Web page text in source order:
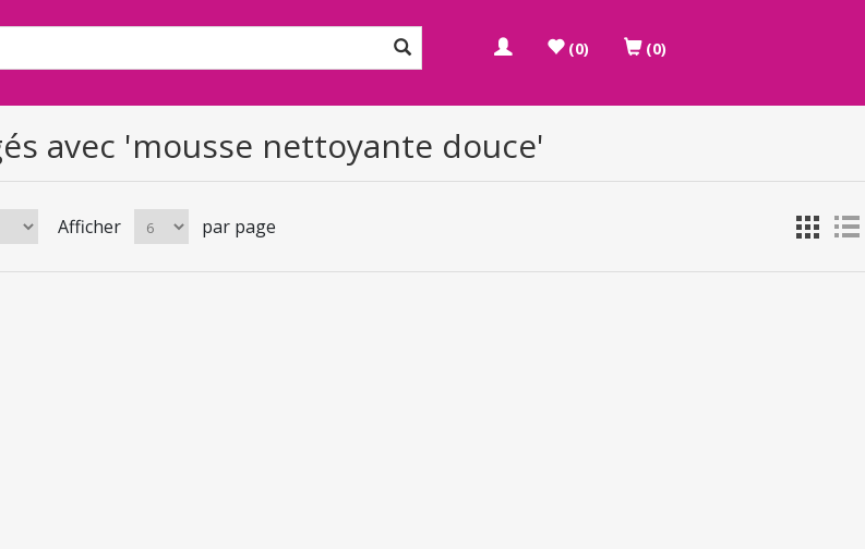
(0) (0)
avec 'mousse nettoyante douce'
Afficher par page